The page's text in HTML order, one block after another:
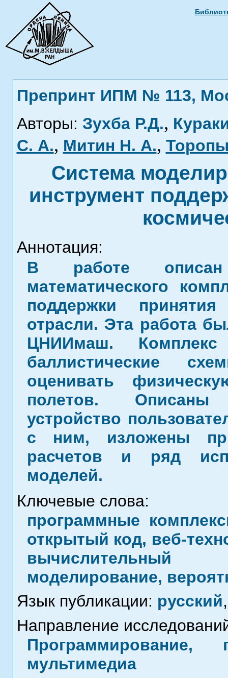
Препринт ИПМ № 113,
Авторы: Зухба Р.Д.,
С. А., Митин Н. А.,
Система
инструмент
Аннотация:
В работе описан
математического
поддержки
отрасли. Эта работа
ЦНИИмаш. Комплекс
баллистические
оценивать
полетов. Описаны
устройство
с ним, изложены
расчетов и ряд
моделей.
Ключевые слова:
программные
открытый код, веб-
моделирование,
Язык публикации: русский,
Направление
Программирование,
мультимедиа